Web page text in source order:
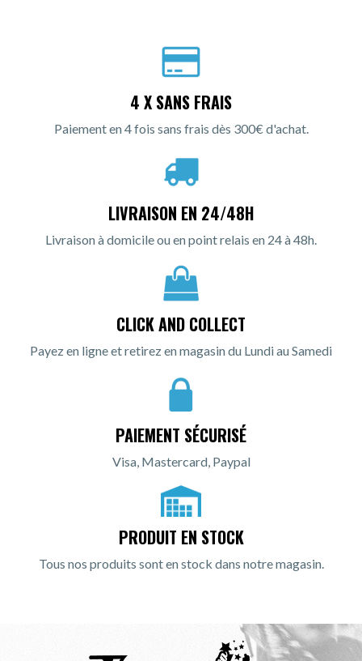
4 X SANS FRAIS
Paiement en 4 fois sans frais dès 300€ d'achat.
LIVRAISON EN 24/48H
Livraison à domicile ou en point relais en 24 à 48h.
CLICK AND COLLECT
Payez en ligne et retirez en magasin du Lundi au Samedi
PAIEMENT SÉCURISÉ
Visa, Mastercard, Paypal
PRODUIT EN STOCK
Tous nos produits sont en stock dans notre magasin.